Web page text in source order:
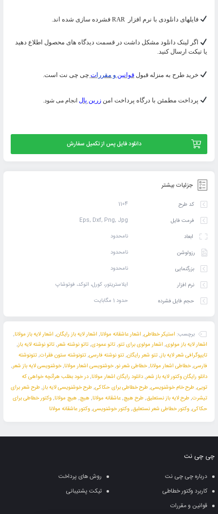
فایلهای دانلودی با نرم افزار RARفشرده سازی شده اند.
اگر لینک دانلود مشکل داشت در قسمت دیدگاه های محصول اطلاع دهید
یا تیکت ارسال کنید.
خرید طرح به منزله قبول قوانینو مقررات چی چی نت است.
پرداخت مطمئن با درگاه پرداخت امن زرین پال انجام می شود.
دانلود فایل پس از تکمیل سفارش
جزئیات بیشتر
کد طرح
1104
فرمت فایل
Eps, Dxf, Png, Jpg
ابعاد
نامحدود
رزولوشن
نامحدود
بزرگنمایی
نامحدود
نرم افزار
ایلاستریتور، کورل، اتوکد، فوتوشاپ
حجم فایل فشرده
حدود 1 مگابایت
برچسب: استیکر خطاطی, اشعار عاشقانه مولانا, اشعار لایه باز رایگان, اشعار لایه باز مولانا,
اشعار لایه باز مولوی, اشعار مولوی برای تتو,تاتو عمودی,تاتو نوشته شعر,تاتو نوشته لایه باز,
تایپوگرافی شعر لایه باز,تتو شعر رایگان,تتو نوشته فارسی,تتونوشته ستون فقرات,تتونوشته
فارسی,خطاطی اشعار مولانا,خطاطی شعر نو,خوشنویسی اشعار مولانا,خوشنویسی لایه باز شعر,
دانلو رایگان وکتور لایه باز شعر,دانلود رایگان اشعار مولانا,در خود بطلب هرآنچه خواهی که
تویی,طرح خام خوشنویسی,طرح خطاطی برای حکاکی,طرح خوشنویسی لایه باز,طرح شعر برای
تیشرت,طرح لایه باز نستعلیق,طرح هیچ,عاشقانه مولانا, هیچ, هیچ مولانا,وکتور خطاطی برای
حکاکی,وکتور خطاطی شعر نستعلیق,وکتور خوشنویسی,وکتور عاشقانه مولانا
چی چی نت
درباره چی چی نت
روش های پرداخت
کاربرد وکتور خطاطی
تیکت پشتیبانی
قوانین و مقررات